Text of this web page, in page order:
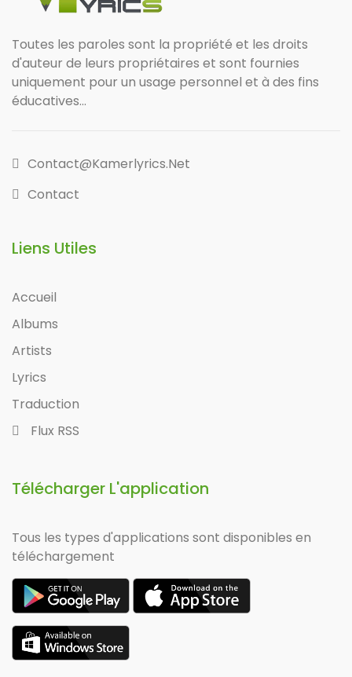
Toutes les paroles sont la propriété et les droits
d'auteur de leurs propriétaires et sont fournies
uniquement pour un usage personnel et à des fins
éducatives...
Contact@kamerlyrics.net
Contact
Liens Utiles
Accueil
Albums
Artists
Lyrics
Traduction
Flux RSS
Télécharger L'application
Tous les types d'applications sont disponibles en
téléchargement